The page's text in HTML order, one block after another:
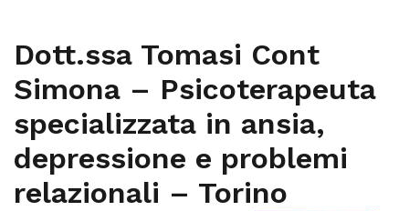
Dott.ssa Tomasi Cont
Simona – Psicoterapeuta
specializzata in ansia,
depressione e problemi
relazionali – Torino